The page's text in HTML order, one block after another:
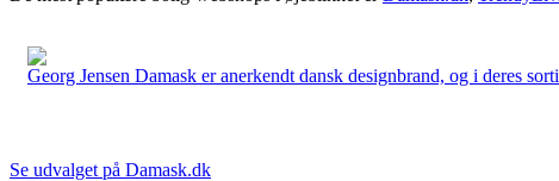
Georg Jensen Damask er anerkendt dansk designbrand, og i deres
Se udvalget på Damask.dk